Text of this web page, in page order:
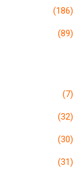
(186)
(89)
(7)
(32)
(30)
(31)